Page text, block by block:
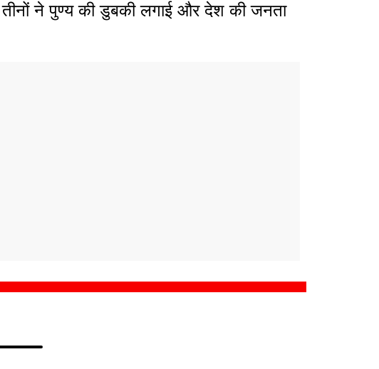
तीनों ने पुण्य की डुबकी लगाई और देश की जनता